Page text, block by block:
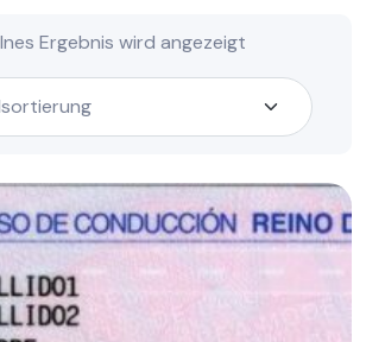
Ergebnis wird angezeigt